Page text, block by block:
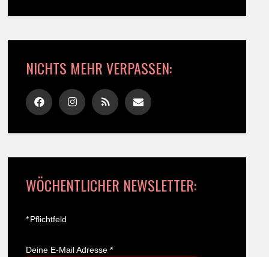
NICHTS MEHR VERPASSEN:
WÖCHENTLICHER NEWSLETTER:
*Pflichtfeld
Deine E-Mail Adresse *